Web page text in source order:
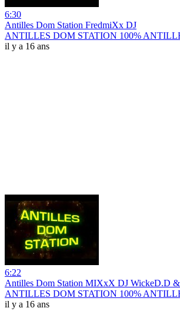
6:30
Antilles Dom Station FredmiXx DJ
ANTILLES DOM STATION 100%
il y a 16 ans
6:22
Antilles Dom Station MIXxX DJ WickeD.D
ANTILLES DOM STATION 100%
il y a 16 ans